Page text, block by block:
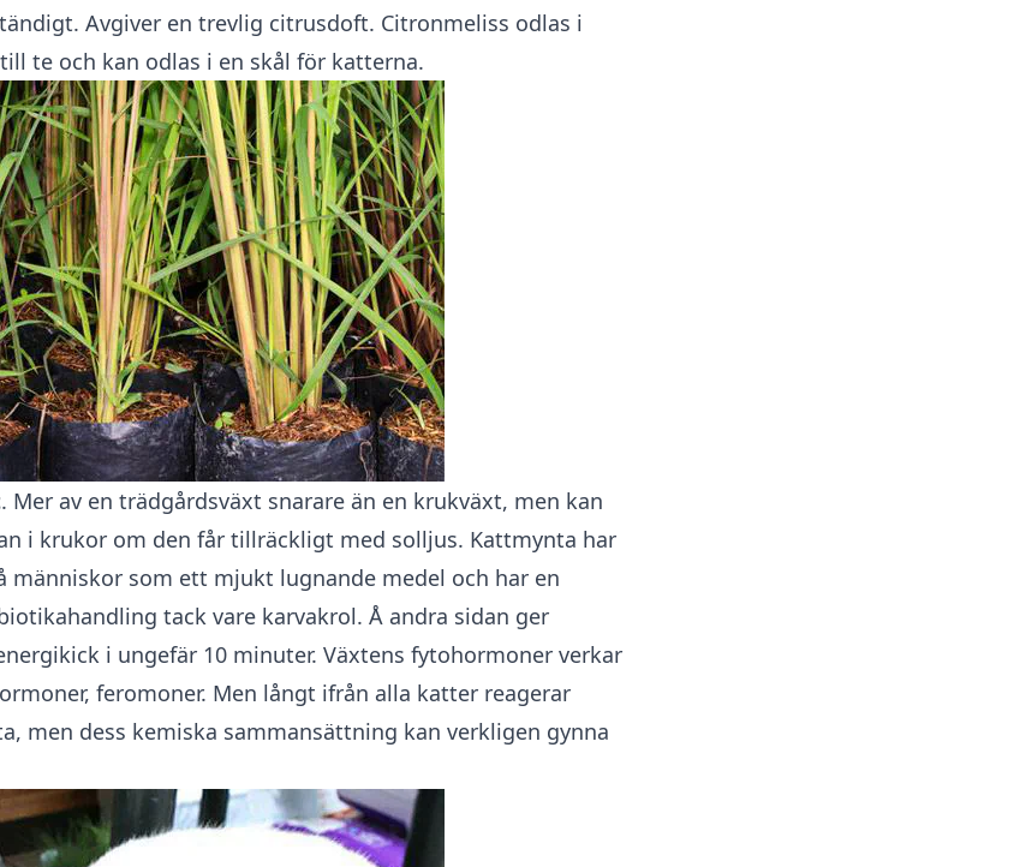
Avgiver en trevlig citrusdoft. Citronmeliss odlas i
te och kan odlas i en skål för katterna.
. Mer av en trädgårdsväxt snarare än en krukväxt, men kan
i krukor om den får tillräckligt med solljus. Kattmynta har
människor som ett mjukt lugnande medel och har en
tack vare karvakrol. Å andra sidan ger
i ungefär 10 minuter. Växtens fytohormoner verkar
feromoner. Men långt ifrån alla katter reagerar
men dess kemiska sammansättning kan verkligen gynna